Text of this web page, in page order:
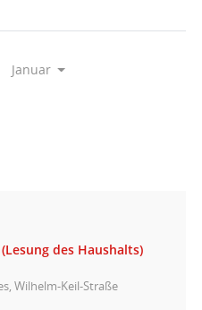
Januar
des Haushalts)
Wilhelm-Keil-Straße